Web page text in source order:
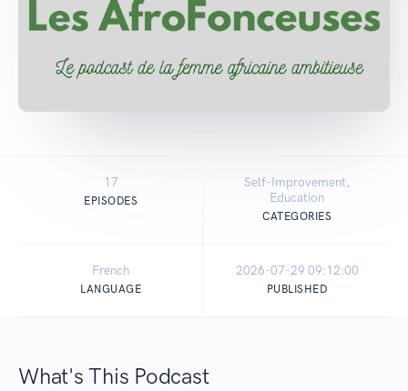
17
EPISODES
Self-Improvement,
Education
CATEGORIES
French
LANGUAGE
2026-07-29 09:12:00
PUBLISHED
What's This Podcast